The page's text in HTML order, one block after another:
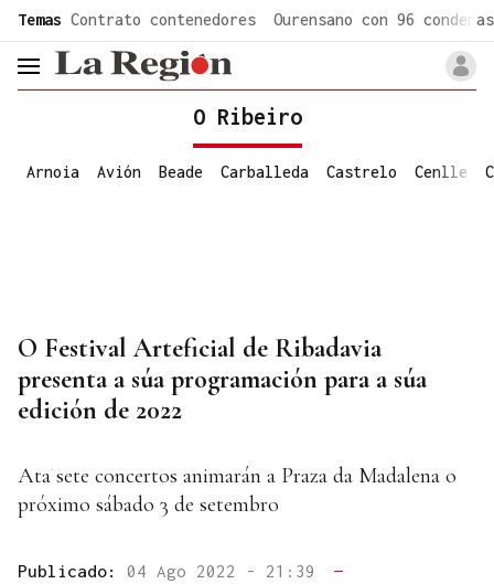
Temas Contrato contenedores Ourensano con 96 condenas
header.menu.open
O Ribeiro
Arnoia Avión Beade Carballeda Castrelo Cenlle
O Festival Arteficial de Ribadavia
presenta a súa programación para a súa
edición de 2022
Ata sete concertos animarán a Praza da Madalena o
próximo sábado 3 de setembro
Publicado: 04 Ago 2022 - 21:39
—